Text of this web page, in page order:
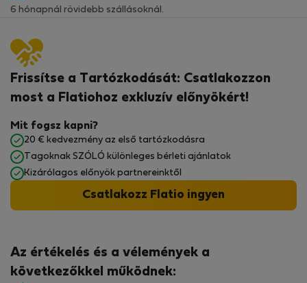
6 hónapnál rövidebb szállásoknál.
Az értékelés és a vélemények a
következőkkel működnek:
Frissítse a Tartózkodását: Csatlakozzon
most a Flatiohoz exkluzív előnyökért!
Mit fogsz kapni?
20 € kedvezmény az első tartózkodásra
Tagoknak SZÓLÓ különleges bérleti ajánlatok
Kizárólagos előnyök partnereinktől
Csatlakozz Flatio ingyen